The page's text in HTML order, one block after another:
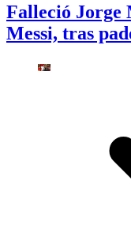
Falleció Jorge
Messi, tras